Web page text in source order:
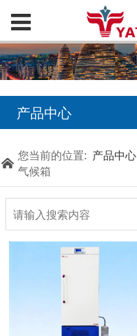
产品中心
您当前的位置: 产品中心
气候箱